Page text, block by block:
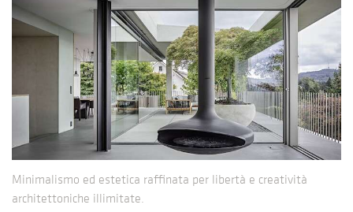
Minimalismo ed estetica raffinata per libertà e creatività
architettoniche illimitate.